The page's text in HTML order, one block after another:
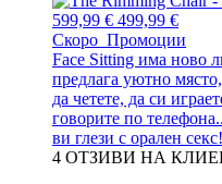
599,99 € 499,99 €
Скоро Промоции
Face Sitting има ново
предлага уютно
да четете, да си
говорите по
ви глези с орален секс!
4 ОТЗИВИ НА